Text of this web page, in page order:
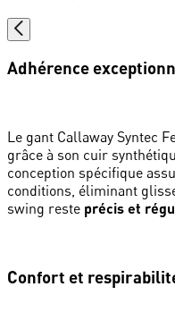
Adhérence
Le gant Callaway Syntec
grâce à son cuir
conception spécifique
conditions, éliminant
swing reste précis et
Confort et